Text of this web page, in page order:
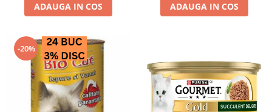
ADAUGA IN COS ADAUGA IN COS
-20%